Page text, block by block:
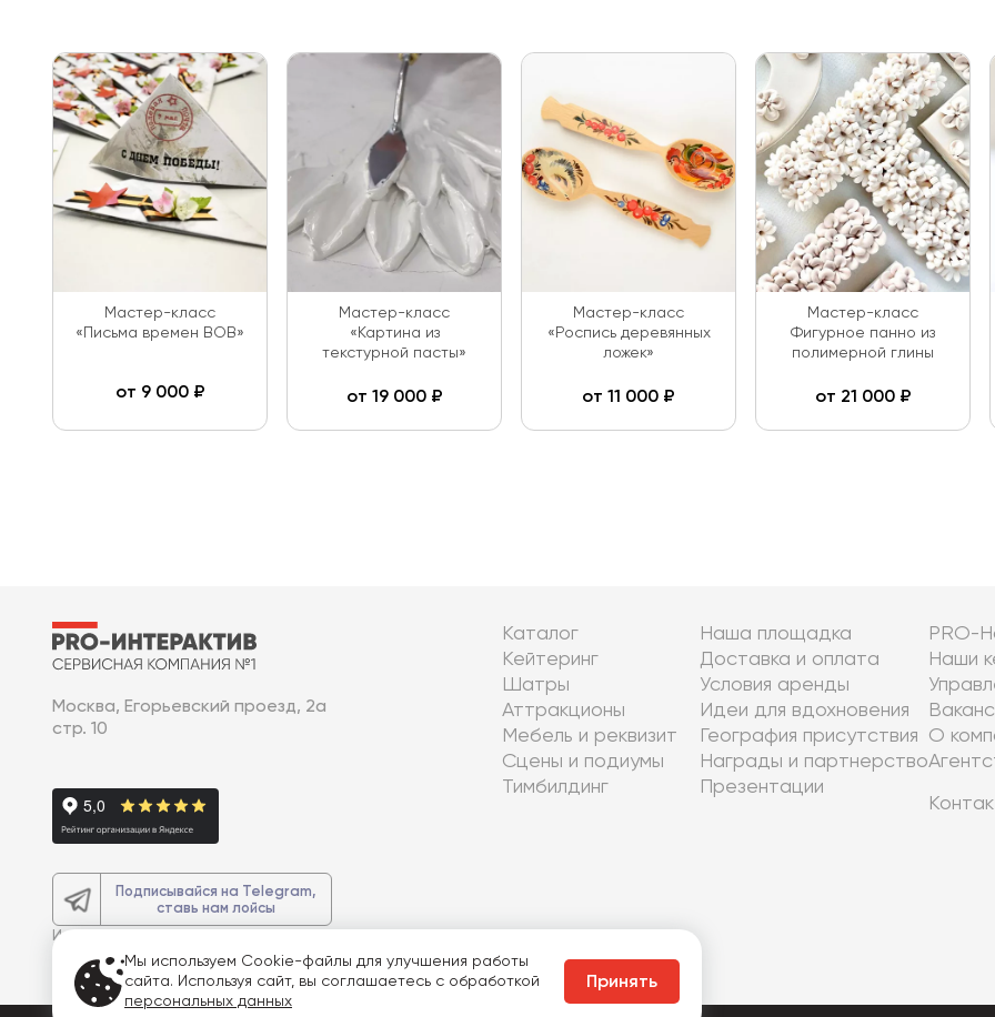
Мастер-класс
«Письма времен ВОВ»
от 9 000₽
Мастер-класс
«Картина из
текстурной пасты»
от 19 000₽
Мастер-класс
«Роспись деревянных
ложек»
от 11 000 ₽
Мастер-класс
Фигурное панно из
полимерной глины
от 21 000₽
Москва, Егорьевский проезд, 2а
стр. 10
Подписывайся на Telegram,
ставь нам лойсы
И получите
Каталог
Кейтеринг
Шатры
Аттракционы
Мебель и реквизит
Сцены и подиумы
Тимбилдинг
Наша площадка
Доставка и оплата
Условия аренды
Идеи для вдохновения
География присутствия
Награды и партнерство
Презентации
PRO-
Наши
О
Мы используем Cookie-файлы для улучшения работы
сайта. Используя сайт, вы соглашаетесь с обработкой
персональных данных
Принять